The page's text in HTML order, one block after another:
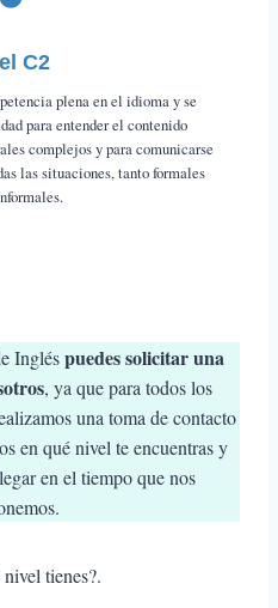
C2
plena en el idioma y se
para entender el contenido
complejos y para comunicarse
las situaciones, tanto formales
Ingléspuedes solicitar una
, ya que para todos los
una toma de contacto
en qué nivel te encuentras y
en el tiempo que nos
tienes?.